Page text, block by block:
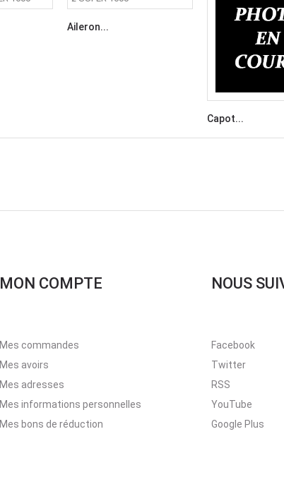
Aileron...
Capot...
MON COMPTE
Mes commandes
Mes avoirs
Mes adresses
Mes informations personnelles
Mes bons de réduction
NOUS
Facebook
Twitter
RSS
YouTube
Google Plus